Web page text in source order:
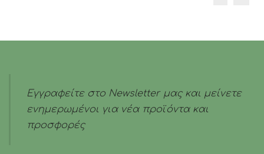
Εγγραφείτε στο Newsletter μας και μείνετε
ενημερωμένοι για νέα προϊόντα και
προσφορές